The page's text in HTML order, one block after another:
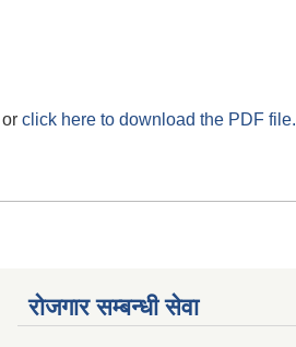
or click here to download the PDF file.
रोजगार सम्बन्धी सेवा